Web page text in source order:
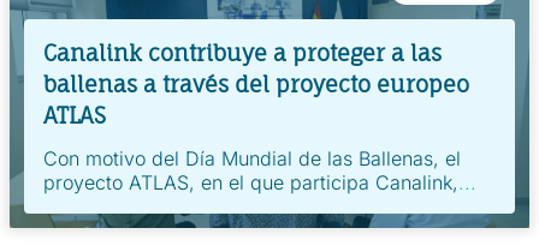
Canalink contribuye a proteger a las
ballenas a través del proyecto europeo
ATLAS
Con motivo del Día Mundial de las Ballenas, el
proyecto ATLAS, en el que participa Canalink,...